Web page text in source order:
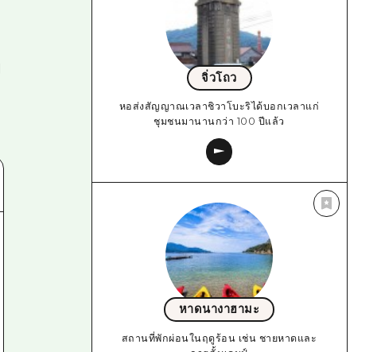
จิ่วโถว
หอส่งสัญญาณเวลาชิวาโบะริได้บอกเวลาแก่
ชุมชนมานานกว่า 100 ปีแล้ว
หาดนางาฮามะ
สถานที่พักผ่อนในฤดูร้อน เช่น ชายหาดและ